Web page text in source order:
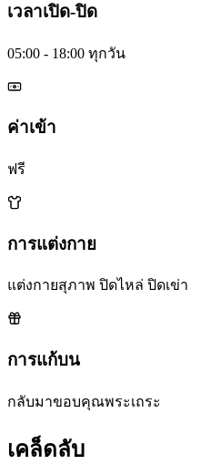
เวลาเปิด-ปิด
05:00 - 18:00 ทุกวัน
ค่าเข้า
ฟรี
การแต่งกาย
แต่งกายสุภาพ ปิดไหล่ ปิดเข่า
การแก้บน
กลับมาขอบคุณพระเถระ
เคล็ดลับ